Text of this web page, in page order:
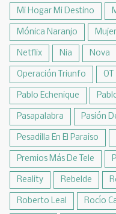
Mi Hogar Mi Destino
Mónica Naranjo Mujer
Netflix Nia Nova
Operación Triunfo OT
Pablo Echenique
Pasapalabra Pasión
Pesadilla En El Paraiso
Premios Más De Tele
Reality Rebelde
Roberto Leal Rocío